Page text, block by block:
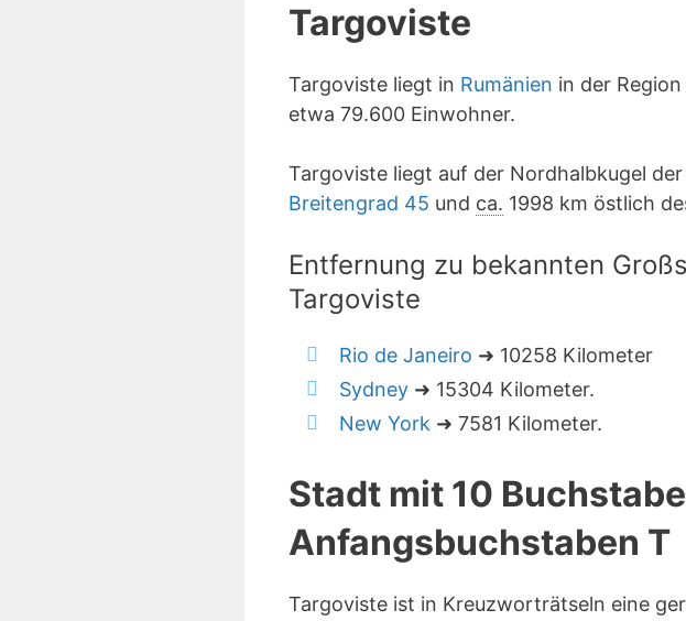
Targoviste
Targoviste liegt in Rumänien in der
etwa 79.600 Einwohner.
Targoviste liegt auf der Nordhalbkugel
Breitengrad 45 und ca. 1998 km östlich
Entfernung zu bekannten
Targoviste
Rio de Janeiro ➜ 10258 Kilometer
Sydney ➜ 15304 Kilometer.
New York ➜ 7581 Kilometer.
Stadt mit 10
Anfangsbuchstaben T
Targoviste ist in Kreuzworträtseln eine